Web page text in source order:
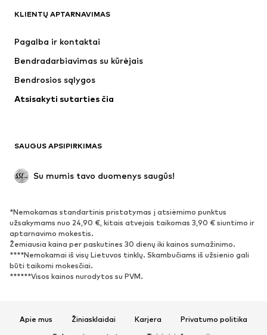
Striukės
Maudymosi drabužiai
Proginiai
BATAI
Naujienos
Atviri batai
Išskirtiniai
SPORTAS
Sportiniai drabužiai
AKSESUARAI
KLIENTŲ APTARNAVIMAS
Pagalba ir kontaktai
Bendradarbiavimas su kūrėjais
Bendrosios sąlygos
Atsisakyti sutarties čia
SAUGUS APSIPIRKIMAS
Su mumis tavo duomenys saugūs!
*Nemokamas standartinis pristatymas į atsiėmimo punktus
užsakymams nuo 24,90 €, kitais atvejais taikomas 3,90 € siuntimo ir
aptarnavimo mokestis.
Žemiausia kaina per paskutines 30 dienų iki kainos sumažinimo.
****Nemokamai iš visų Lietuvos tinklų. Skambučiams iš užsienio gali
būti taikomi mokesčiai.
******Visos kainos nurodytos su PVM.
Apie mus Žiniasklaidai Karjera
Privatumo politika